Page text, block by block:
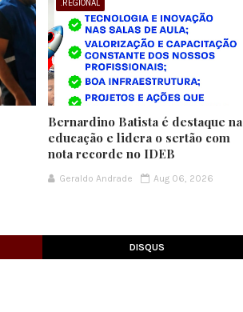
.REGIONAL
Bernardino Batista é destaque na
educação e lidera o sertão com
nota recorde no IDEB
Geraldo Andrade Aug 06, 2026
DISQUS